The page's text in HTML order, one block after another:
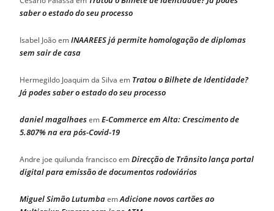
saber o estado do seu processo
Isabel JoãoemINAAREES já permite homologação de diplomas
sem sair de casa
Hermegildo Joaquim da Silva em Tratou o Bilhete de Identidade?
Já podes saber o estado do seu processo
daniel magalhaesemE-Commerce em Alta: Crescimento de
5.807% na era pós-Covid-19
Andre joe quilunda franciscoemDirecção de Trânsito lança portal
digital para emissão de documentos rodoviários
Miguel Simão LutumbaemAdicione novos cartões ao